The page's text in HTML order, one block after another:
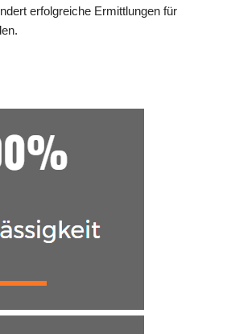
erfolgreiche Ermittlungen für